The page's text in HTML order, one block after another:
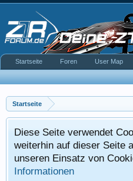
Startseite
Diese Seite verwendet
weiterhin auf dieser Seite
unseren Einsatz von
Informationen
Startseite Foren User Map